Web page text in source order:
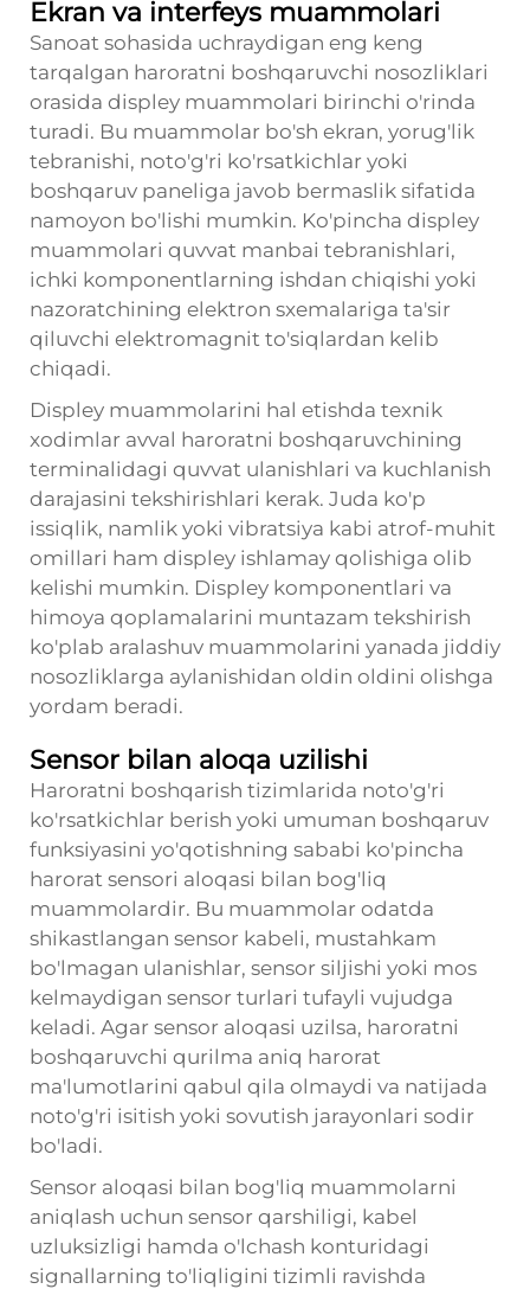
Ekran va interfeys muammolari
Sanoat sohasida uchraydigan eng keng
tarqalgan haroratni boshqaruvchi nosozliklari
orasida displey muammolari birinchi o'rinda
turadi. Bu muammolar bo'sh ekran, yorug'lik
tebranishi, noto'g'ri ko'rsatkichlar yoki
boshqaruv paneliga javob bermaslik sifatida
namoyon bo'lishi mumkin. Ko'pincha displey
muammolari quvvat manbai tebranishlari,
ichki komponentlarning ishdan chiqishi yoki
nazoratchining elektron sxemalariga ta'sir
qiluvchi elektromagnit to'siqlardan kelib
chiqadi.
Displey muammolarini hal etishda texnik
xodimlar avval haroratni boshqaruvchining
terminalidagi quvvat ulanishlari va kuchlanish
darajasini tekshirishlari kerak. Juda ko'p
issiqlik, namlik yoki vibratsiya kabi atrof-muhit
omillari ham displey ishlamay qolishiga olib
kelishi mumkin. Displey komponentlari va
himoya qoplamalarini muntazam tekshirish
ko'plab aralashuv muammolarini yanada jiddiy
nosozliklarga aylanishidan oldin oldini olishga
yordam beradi.
Sensor bilan aloqa uzilishi
Haroratni boshqarish tizimlarida noto'g'ri
ko'rsatkichlar berish yoki umuman boshqaruv
funksiyasini yo'qotishning sababi ko'pincha
harorat sensori aloqasi bilan bog'liq
muammolardir. Bu muammolar odatda
shikastlangan sensor kabeli, mustahkam
bo'lmagan ulanishlar, sensor siljishi yoki mos
kelmaydigan sensor turlari tufayli vujudga
keladi. Agar sensor aloqasi uzilsa, haroratni
boshqaruvchi qurilma aniq harorat
ma'lumotlarini qabul qila olmaydi va natijada
noto'g'ri isitish yoki sovutish jarayonlari sodir
bo'ladi.
Sensor aloqasi bilan bog'liq muammolarni
aniqlash uchun sensor qarshiligi, kabel
uzluksizligi hamda o'lchash konturidagi
signallarning to'liqligini tizimli ravishda